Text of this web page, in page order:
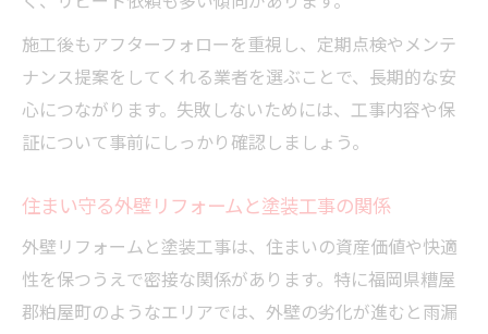
施工後もアフターフォローを重視し、定期点検やメンテ
ナンス提案をしてくれる業者を選ぶことで、長期的な安
心につながります。失敗しないためには、工事内容や保
証について事前にしっかり確認しましょう。
住まい守る外壁リフォームと塗装工事の関係
外壁リフォームと塗装工事は、住まいの資産価値や快適
性を保つうえで密接な関係があります。特に福岡県糟屋
郡粕屋町のようなエリアでは、外壁の劣化が進むと雨漏